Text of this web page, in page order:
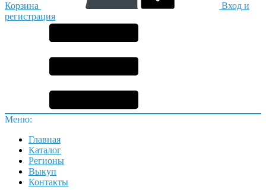
Корзина
Вход и
регистрация
Меню:
Главная
Каталог
Регионы
Выкуп
Контакты